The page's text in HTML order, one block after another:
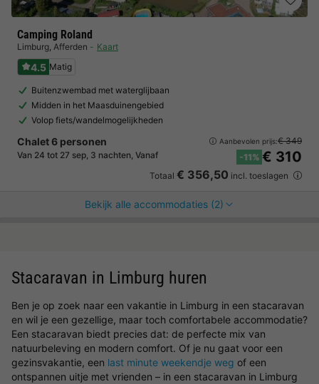
Camping Roland
Limburg, Afferden Kaart
4.5 Matig
Buitenzwembad met waterglijbaan
Midden in het Maasduinengebied
Volop fiets/wandelmogelijkheden
Chalet 6 personen
Van 24 tot 27 sep, 3 nachten, Vanaf
Aanbevolen prijs:€ 349
-11% € 310
Totaal € 356,50 incl. toeslagen
Bekijk alle accommodaties (2)
Stacaravan in Limburg huren
Ben je op zoek naar een vakantie in Limburg in een stacaravan
en wil je een gezellige, maar toch comfortabele accommodatie?
Een stacaravan biedt precies dat: de perfecte mix van
natuurbeleving en modern comfort. Of je nu gaat voor een
gezinsvakantie, een last minute weekendje weg of een
ontspannen uitje met vrienden – in een stacaravan in Limburg